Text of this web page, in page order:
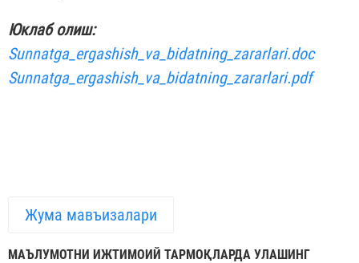
Юклаб олиш:
Sunnatga_ergashish_va_bidatning_zararlari.doc
Sunnatga_ergashish_va_bidatning_zararlari.pdf
Жума мавъизалари
МАЪЛУМОТНИ ИЖТИМОИЙ ТАРМОҚЛАРДА УЛАШИНГ